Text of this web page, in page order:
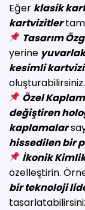
Eğer klasik
kartvizitlertam
Tasarım
yerine
kesimli
oluşturabilirsiniz.
Özel
değiştiren
kaplamalar
hissedilen bir
İkonik
özelleştirin.
bir teknoloji